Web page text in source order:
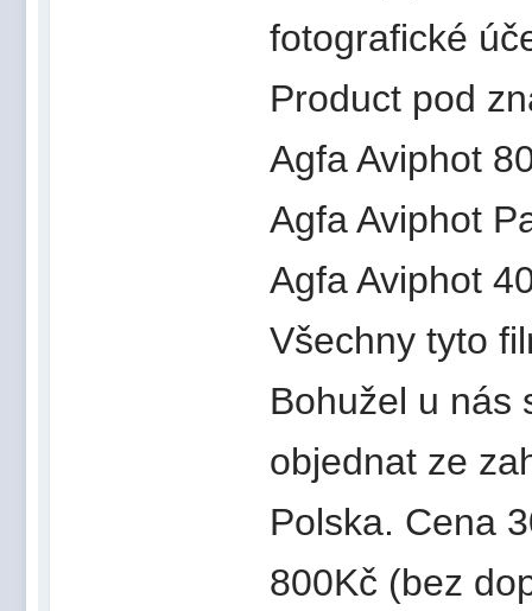
fotografické
Product pod
Agfa Aviphot
Agfa Aviphot
Agfa Aviphot
Všechny tyto
Bohužel u nás
objednat ze
Polska. Cena
800Kč (bez